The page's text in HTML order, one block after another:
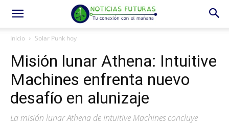
Inicio Solar Punk hoy
Misión lunar Athena: Intuitive
Machines enfrenta nuevo
desafío en alunizaje
La misión lunar Athena de Intuitive Machines concluye